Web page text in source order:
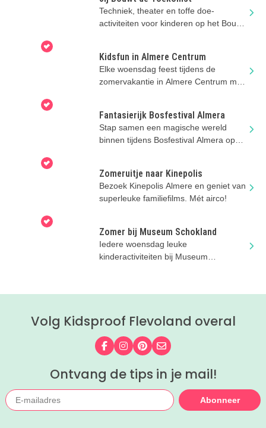
Techniek, theater en toffe doe-
activiteiten voor kinderen op het Bouw
Kidsfun in Almere Centrum
Elke woensdag feest tijdens de
zomervakantie in Almere Centrum met
Fantasierijk Bosfestival Almera
Stap samen een magische wereld
binnen tijdens Bosfestival Almera op
Zomeruitje naar Kinepolis
Bezoek Kinepolis Almere en geniet van
superleuke familiefilms. Mét airco!
Zomer bij Museum Schokland
Iedere woensdag leuke
kinderactiviteiten bij Museum
Volg Kidsproof Flevoland overal
Volg ons op Facebook
Volg ons op Instagram
Volg ons op Pinterest
Mail ons
Ontvang de tips in je mail!
Abonneer